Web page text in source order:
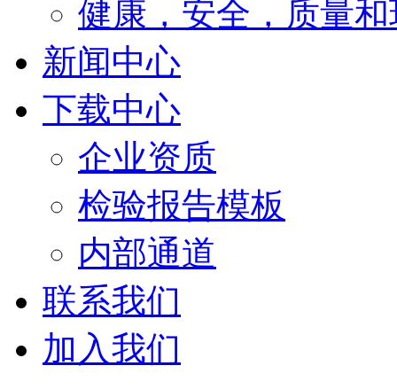
健康，安全，质量
新闻中心
下载中心
企业资质
检验报告模板
内部通道
联系我们
加入我们